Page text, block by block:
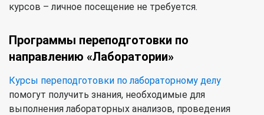
курсов – личное посещение не требуется.
Программы переподготовки по
направлению «Лаборатории»
Курсы переподготовки по лабораторному делу
помогут получить знания, необходимые для
выполнения лабораторных анализов, проведения